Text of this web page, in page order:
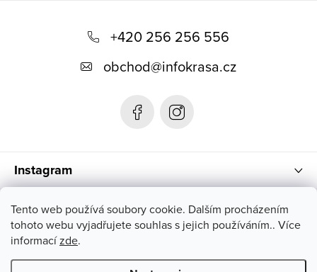
Tento web používá soubory cookie. Dalším procházením
tohoto webu vyjadřujete souhlas s jejich používáním.. Více
informacízde.
Instagram
+420 256 256 556
obchod@infokrasa.cz
Informácie pre vás